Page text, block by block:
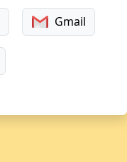
Gmail